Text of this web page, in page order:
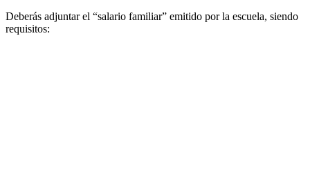
Deberás adjuntar el “salario familiar” emitido por la escuela, siendo
requisitos: